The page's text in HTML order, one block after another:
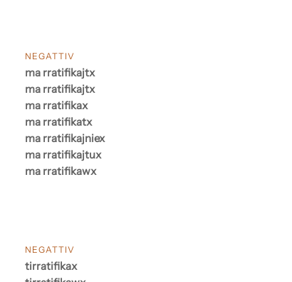
NEGATTIV
ma rratifikajtx
ma rratifikajtx
ma rratifikax
ma rratifikatx
ma rratifikajniex
ma rratifikajtux
ma rratifikawx
NEGATTIV
tirratifikax